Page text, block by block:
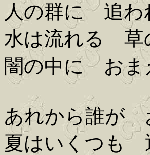
人の群に 追わ
水は流れる 草
闇の中に おま
あれから誰が
夏はいくつも